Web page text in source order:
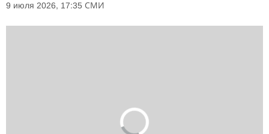
9 июля 2026, 17:35 СМИ